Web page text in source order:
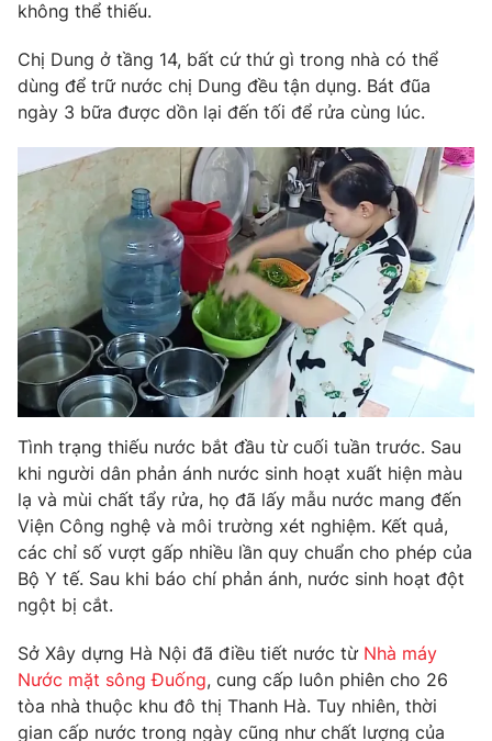
Phim VTV
Hậu trường
Nhân vật
Khán giả
Giải sao mai
Điện ảnh
Âm nhạc
Sao
Đời sống
Làm đẹp
Chất lượng cuộc sống
Giáo dục
Tuyển sinh
Học trực tuyến
Công nghệ
Hitech Công nghệ tương lai
Sản phẩm
Thị trường
Tư vấn
Giao lưu trực tuyến
Lịch phát sóng
Emagazine Podcast
Photo Infographic
Video
VTV Money VTV Thể thao
VTV Sức khoẻ Bất động sản
không thể thiếu.
Chị Dung ở tầng 14, bất cứ thứ gì trong nhà có thể
dùng để trữ nước chị Dung đều tận dụng. Bát đũa
ngày 3 bữa được dồn lại đến tối để rửa cùng lúc.
Tình trạng thiếu nước bắt đầu từ cuối tuần trước. Sau
khi người dân phản ánh nước sinh hoạt xuất hiện màu
lạ và mùi chất tẩy rửa, họ đã lấy mẫu nước mang đến
Viện Công nghệ và môi trường xét nghiệm. Kết quả,
các chỉ số vượt gấp nhiều lần quy chuẩn cho phép của
Bộ Y tế. Sau khi báo chí phản ánh, nước sinh hoạt đột
ngột bị cắt.
Sở Xây dựng Hà Nội đã điều tiết nước từ Nhà máy
Nước mặt sông Đuống, cung cấp luôn phiên cho 26
tòa nhà thuộc khu đô thị Thanh Hà. Tuy nhiên, thời
gian cấp nước trong ngày cũng như chất lượng của